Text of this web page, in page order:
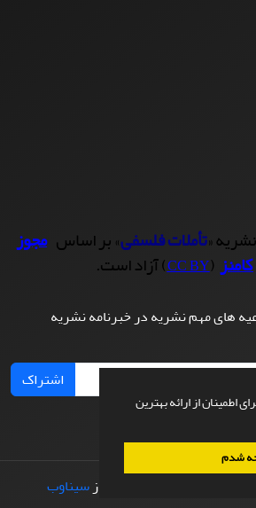
اطمینان از ارائه بهترین
شدم
«تأملات فلسفی» بر اساس مجوز
(
CC BY) آزاد است.
های مهم نشریه در خبرنامه نشریه
اشتراک
طراحی و پیاده سازی ازسیناوب